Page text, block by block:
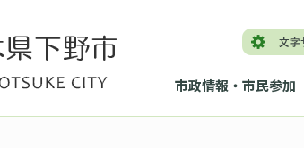
市政情報・市民参加